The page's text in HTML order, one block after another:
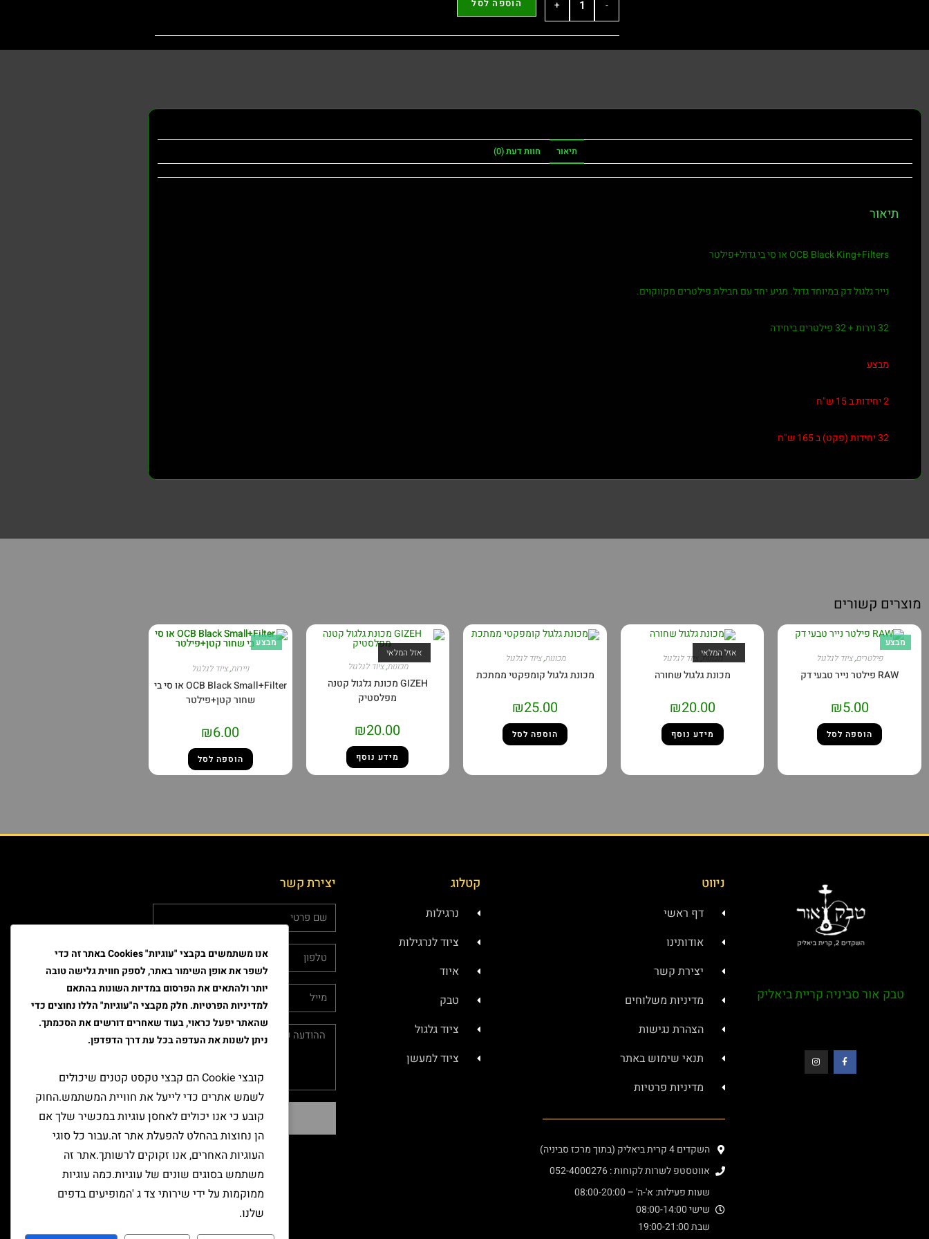
-
+ הוספה לסל
תיאור חוות דעת (0)
תיאור
OCB Black King+Filters או סי בי גדול+פילטר
נייר גלגול דק במיוחד גדול. מגיע יחד עם חבילת פילטרים מקווקוים.
32 נירות + 32 פילטרים ביחידה
מבצע
2 יחידות ב 15 ש"ח
32 יחידות (פקט) ב 165 ש"ח
מוצרים קשורים
מבצע
פילטרים,ציוד לגלגול
RAW פילטר נייר טבעי דק
₪5.00
הוספה לסל
אזל המלאי
מכונות, ציוד לגלגול
מכונת גלגול שחורה
₪20.00
מידע נוסף
מכונות,ציוד לגלגול
מכונת גלגול קומפקטי ממתכת
₪25.00
הוספה לסל
אזל המלאי
מכונות,ציוד לגלגול
GIZEH מכונת גלגול קטנה
מפלסטיק
₪20.00
מידע נוסף
מבצע
ניירות,ציוד לגלגול
OCB Black Small+Filter או סי בי
שחור קטן+פילטר
₪6.00
הוספה לסל
טבק אור סביניה קריית ביאליק
ניווט
דף ראשי
אודותינו
יצירת קשר
מדיניות משלוחים
הצהרת נגישות
תנאי שימוש באתר
מדיניות פרטיות
השקדים 4 קרית ביאליק (בתוך מרכז סביניה)
אווטסטפ לשרות לקוחות : 052-4000276
שעות פעילות: א'-ה' – 08:00-20:00
שישי 08:00-14:00
שבת 19:00-21:00
קטלוג
נרגילות
ציוד לנרגילות
איוד
טבק
ציוד גלגול
ציוד למעשן
יצירת קשר
שליחה
אנו משתמשים בקבצי "עוגיות" Cookies באתר זה כדי
לשפר את אופן השימור באתר, לספק חווית גלישה טובה
יותר ולהתאים את הפרסום במדיות השונות בהתאם
למדיניות הפרטיות. חלק מקבצי ה"עוגיות" הללו נחוצים כדי
שהאתר יפעל כראוי, בעוד שאחרים דורשים את הסכמתך.
ניתן לשנות את העדפה בכל עת דרך הדפדפן.
קובצי Cookie הם קבצי טקסט קטנים שיכולים
לשמש אתרים כדי לייעל את חוויית המשתמש.החוק
קובע כי אנו יכולים לאחסן עוגיות במכשיר שלך אם
הן נחוצות בהחלט להפעלת אתר זה.עבור כל סוגי
העוגיות האחרים, אנו זקוקים לרשותך.אתר זה
משתמש בסוגים שונים של עוגיות.כמה עוגיות
ממוקמות על ידי שירותי צד ג 'המופיעים בדפים
שלנו.